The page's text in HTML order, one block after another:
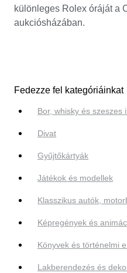
különleges Rolex óráját a
aukciósházában.
Fedezze fel kategóriáinkat
Bor, whisky és szeszes
Divat
Gyűjtőkártyák
Játékok és modellek
Klasszikus autók,
Képregények és
Könyvek és történelmi
Lakberendezés és